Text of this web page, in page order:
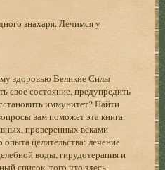
знахаря. Лечимся у
здоровью Великие Силы
свое состояние, предупредить
иммунитет? Найти
вам поможет эта книга.
проверенных веками
опыта целительства: лечение
воды, гирудотерапия и
список, того что здесь